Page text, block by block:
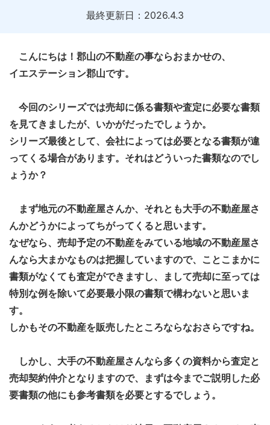
最終更新日： 2026.4.3
こんにちは！郡山の不動産の事ならおまかせの、
イエステーション郡山です。
今回のシリーズでは売却に係る書類や査定に必要な書類
を見てきましたが、いかがだったでしょうか。
シリーズ最後として、会社によっては必要となる書類が違
ってくる場合があります。それはどういった書類なのでし
ょうか？
まず地元の不動産屋さんか、それとも大手の不動産屋さ
んかどうかによってちがってくると思います。
なぜなら、売却予定の不動産をみている地域の不動産屋さ
んなら大まかなものは把握していますので、ことこまかに
書類がなくても査定ができますし、まして売却に至っては
特別な例を除いて必要最小限の書類で構わないと思いま
す。
しかもその不動産を販売したところならなおさらですね。
しかし、大手の不動産屋さんなら多くの資料から査定と
売却契約仲介となりますので、まずは今までご説明した必
要書類の他にも参考書類を必要とするでしょう。